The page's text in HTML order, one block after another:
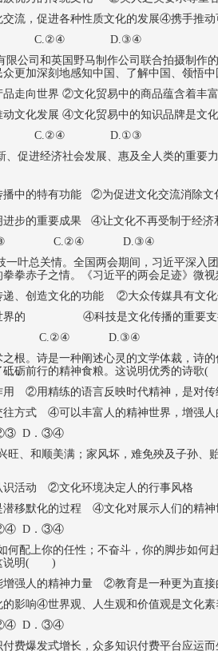
流，促进各种性质文化的发展④携手推
C.②④ D.③④
限公司和英国野马制作公司联合拍摄制
更加深刻地感知中国、了解中国、领悟
走向世界 ②文化贸易中的商品蕴含着丰
文化发展 ④文化贸易中的知识品牌是文
C.②④ D.①③
、促进经济社会发展、惠及全人类的重要
中的特有功能 ②为促进文化交流消除文
步的重要成果 ④让文化不再受制于经济
C.②④ D.③④
一叶总关情。全国两会期间，习近平深
拳赤子之情。《习近平的两会足迹》微
、创造文化的功能 ②大众传媒具有文化
世界的 ④科技是文化传播的重要支
C.②④ D.③④
之根。诗是一种阐述心灵的文学体裁，诗
砥砺前行的精神食粮。这说明优秀的诗
用 ②用精练的语言反映时代精神，是对
方式 ④可以丰富人的精神世界，增强人
D．③④
旺、和顺美满；家风坏，难免殃及子孙
识活动 ②文化环境决定人的行事风格
移默化的过程 ④文化对展示人们的精神
D．③④
何配上你的任性；不奋斗，你的脚步如
这说明( )
强人的精神力量 ②教育是一种更为直接
影响④世界观、人生观和价值观是文化素
D．③④
付费爆发式增长，众多知识付费平台应运